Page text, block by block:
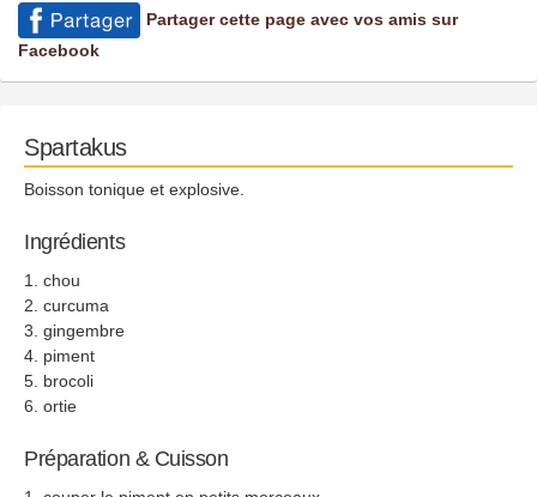
Partager cette page avec vos amis sur
Facebook
Spartakus
Boisson tonique et explosive.
Ingrédients
chou
curcuma
gingembre
piment
brocoli
ortie
Préparation & Cuisson